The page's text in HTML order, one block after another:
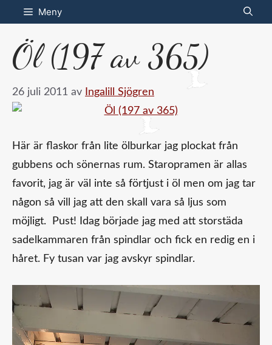
Hoppa
till
innehåll
Meny
Öl (197 av 365)
26 juli 2011 av Ingalill Sjögren
Här är flaskor från lite ölburkar jag plockat från
gubbens och sönernas rum. Staropramen är allas
favorit, jag är väl inte så förtjust i öl men om jag tar
någon så vill jag att den skall vara så ljus som
möjligt. Pust! Idag började jag med att storstäda
sadelkammaren från spindlar och fick en redig en i
håret. Fy tusan var jag avskyr spindlar.